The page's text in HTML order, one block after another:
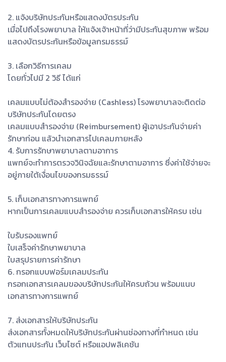
2. แจ้งบริษัทประกันหรือแสดงบัตรประกัน
เมื่อไปถึงโรงพยาบาล ให้แจ้งเจ้าหน้าที่ว่ามีประกันสุขภาพ พร้อม
แสดงบัตรประกันหรือข้อมูลกรมธรรม์
3. เลือกวิธีการเคลม
โดยทั่วไปมี 2 วิธี ได้แก่
เคลมแบบไม่ต้องสำรองจ่าย (Cashless) โรงพยาบาลจะติดต่อ
บริษัทประกันโดยตรง
เคลมแบบสำรองจ่าย (Reimbursement) ผู้เอาประกันจ่ายค่า
รักษาก่อน แล้วนำเอกสารไปเคลมภายหลัง
4. รับการรักษาพยาบาลตามอาการ
แพทย์จะทำการตรวจวินิจฉัยและรักษาตามอาการ ซึ่งค่าใช้จ่ายจะ
อยู่ภายใต้เงื่อนไขของกรมธรรม์
5. เก็บเอกสารทางการแพทย์
หากเป็นการเคลมแบบสำรองจ่าย ควรเก็บเอกสารให้ครบ เช่น
ใบรับรองแพทย์
ใบเสร็จค่ารักษาพยาบาล
ใบสรุปรายการค่ารักษา
6. กรอกแบบฟอร์มเคลมประกัน
กรอกเอกสารเคลมของบริษัทประกันให้ครบถ้วน พร้อมแนบ
เอกสารทางการแพทย์
7. ส่งเอกสารให้บริษัทประกัน
ส่งเอกสารทั้งหมดให้บริษัทประกันผ่านช่องทางที่กำหนด เช่น
ตัวแทนประกัน เว็บไซต์ หรือแอปพลิเคชัน